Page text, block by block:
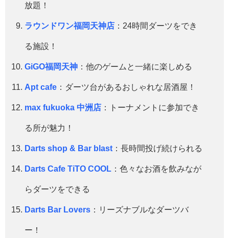
放題！
ラウンドワン福岡天神店 ：24時間ダーツをでき
る施設！
GiGO福岡天神 ：他のゲームと一緒に楽しめる
Apt cafe ：ダーツ台があるおしゃれな居酒屋！
max fukuoka 中洲店 ：トーナメントに参加でき
る所が魅力！
Darts shop & Bar blast ：長時間投げ続けられる
Darts Cafe TiTO COOL ：色々なお酒を飲みなが
らダーツをできる
Darts Bar Lovers ：リーズナブルなダーツバ
ー！